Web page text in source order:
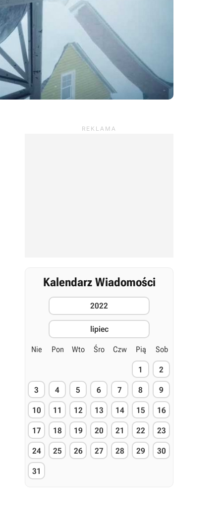
Kalendarz Wiadomości
2022
lipiec
Nie Pon Wto Śro Czw Pią Sob
1 2
3 4 5 6 7 8 9
10 11 12 13 14 15 16
17 18 19 20 21 22 23
24 25 26 27 28 29 30
31